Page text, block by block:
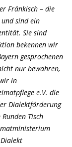
Fränkisch – die
sind ein
Sie sind
bekennen wir
gesprochenen
nur bewahren,
in
e.V. die
Dialektförderung
Tisch